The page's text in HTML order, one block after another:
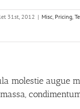
31st, 2012 | Misc, Pricing,
molestie augue